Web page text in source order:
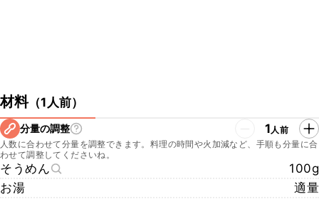
材料（1人前）
分量の調整 1人前
人数に合わせて分量を調整できます。料理の時間や火加減など、手順も分量に合
わせて調整してくださいね。
そうめん
100g
お湯
適量